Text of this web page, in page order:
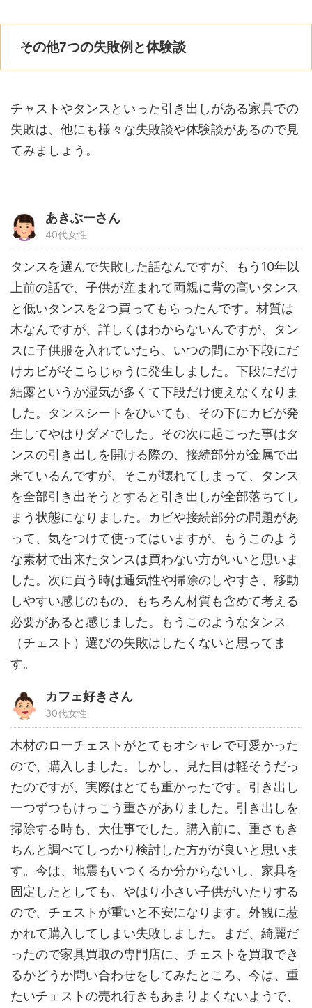
その他7つの失敗例と体験談
チャストやタンスといった引き出しがある家具での
失敗は、他にも様々な失敗談や体験談があるので見
てみましょう。
あきぶーさん
40代女性
タンスを選んで失敗した話なんですが、もう10年以
上前の話で、子供が産まれて両親に背の高いタンス
と低いタンスを2つ買ってもらったんです。材質は
木なんですが、詳しくはわからないんですが、タン
スに子供服を入れていたら、いつの間にか下段にだ
けカビがそこらじゅうに発生しました。下段にだけ
結露というか湿気が多くて下段だけ使えなくなりま
した。タンスシートをひいても、その下にカビが発
生してやはりダメでした。その次に起こった事はタ
ンスの引き出しを開ける際の、接続部分が金属で出
来ているんですが、そこが壊れてしまって、タンス
を全部引き出そうとすると引き出しが全部落ちてし
まう状態になりました。カビや接続部分の問題があ
って、気をつけて使ってはいますが、もうこのよう
な素材で出来たタンスは買わない方がいいと思いま
した。次に買う時は通気性や掃除のしやすさ、移動
しやすい感じのもの、もちろん材質も含めて考える
必要があると感じました。もうこのようなタンス
（チェスト）選びの失敗はしたくないと思ってま
す。
カフェ好きさん
30代女性
木材のローチェストがとてもオシャレで可愛かった
ので、購入しました。しかし、見た目は軽そうだっ
たのですが、実際はとても重かったです。引き出し
一つずつもけっこう重さがありました。引き出しを
掃除する時も、大仕事でした。購入前に、重さもき
ちんと調べてしっかり検討した方がが良いと思いま
す。今は、地震もいつくるか分からないし、家具を
固定したとしても、やはり小さい子供がいたりする
ので、チェストが重いと不安になります。外観に惹
かれて購入してしまい失敗しました。まだ、綺麗だ
ったので家具買取の専門店に、チェストを買取でき
るかどうか問い合わせをしてみたところ、今は、重
たいチェストの売れ行きもあまりよくないようで、